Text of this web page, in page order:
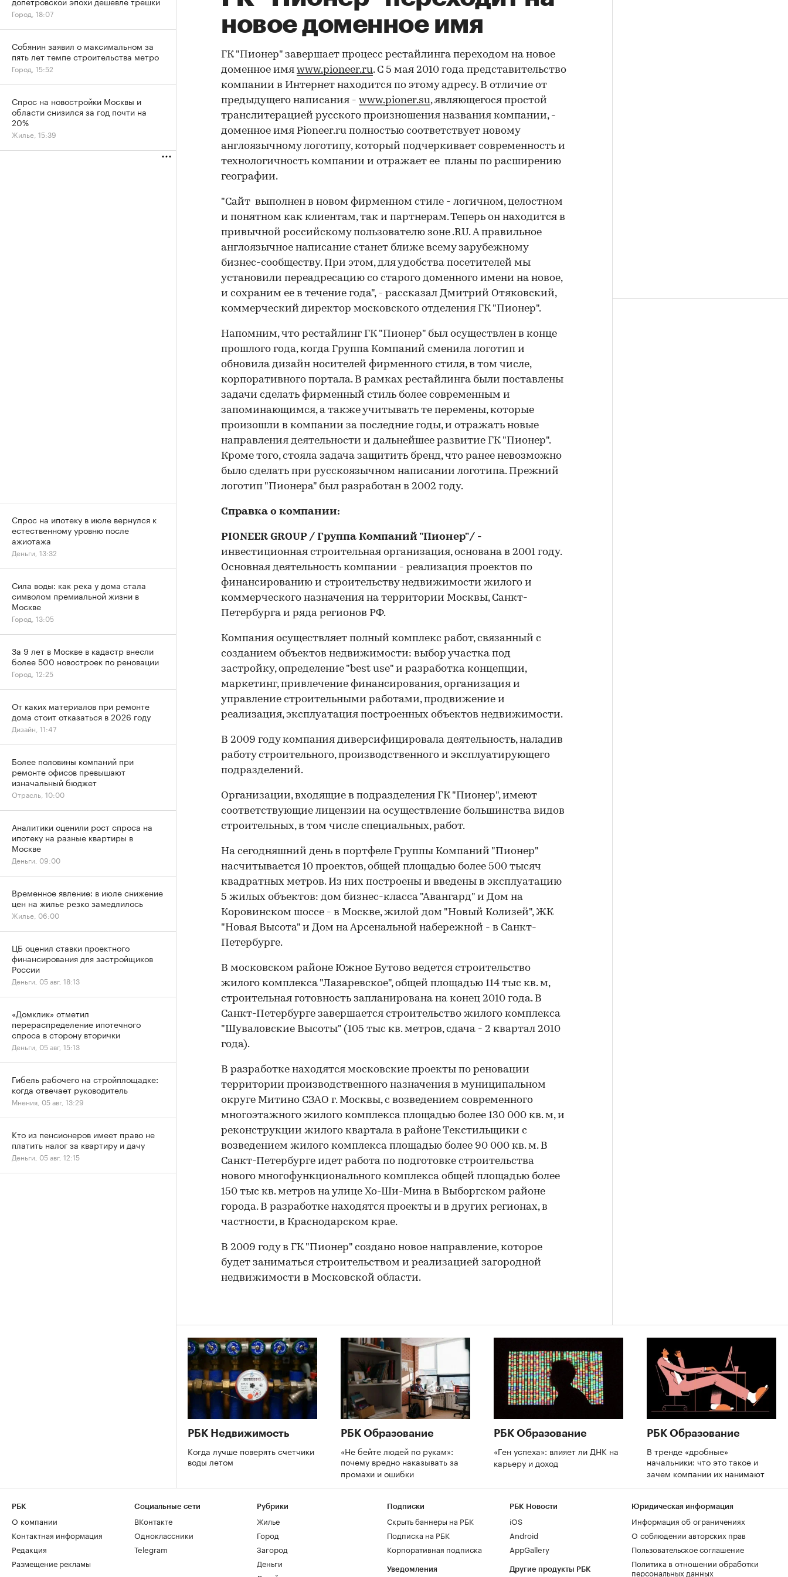
новое доменное имя
ГК "Пионер" завершает процесс рестайлинга переходом на новое
доменное имя www.pioneer.ru. С 5 мая 2010 года представительство
компании в Интернет находится по этому адресу. В отличие от
предыдущего написания - www.pioner.su, являющегося простой
транслитерацией русского произношения названия компании, -
доменное имя Pioneer.ru полностью соответствует новому
англоязычному логотипу, который подчеркивает современность и
технологичность компании и отражает ее планы по расширению
географии.
"Сайт выполнен в новом фирменном стиле - логичном, целостном
и понятном как клиентам, так и партнерам. Теперь он находится в
привычной российскому пользователю зоне .RU. А правильное
англоязычное написание станет ближе всему зарубежному
бизнес-сообществу. При этом, для удобства посетителей мы
установили переадресацию со старого доменного имени на новое,
и сохраним ее в течение года", - рассказал Дмитрий Отяковский,
коммерческий директор московского отделения ГК "Пионер".
Напомним, что рестайлинг ГК "Пионер" был осуществлен в конце
прошлого года, когда Группа Компаний сменила логотип и
обновила дизайн носителей фирменного стиля, в том числе,
корпоративного портала. В рамках рестайлинга были поставлены
задачи сделать фирменный стиль более современным и
запоминающимся, а также учитывать те перемены, которые
произошли в компании за последние годы, и отражать новые
направления деятельности и дальнейшее развитие ГК "Пионер".
Кроме того, стояла задача защитить бренд, что ранее невозможно
было сделать при русскоязычном написании логотипа. Прежний
логотип "Пионера" был разработан в 2002 году.
Справка о компании:
PIONEER GROUP/ Группа Компаний "Пионер"/ -
инвестиционная строительная организация, основана в 2001 году.
Основная деятельность компании - реализация проектов по
финансированию и строительству недвижимости жилого и
коммерческого назначения на территории Москвы, Санкт-
Петербурга и ряда регионов РФ.
Компания осуществляет полный комплекс работ, связанный с
созданием объектов недвижимости: выбор участка под
застройку, определение "best use" и разработка концепции,
маркетинг, привлечение финансирования, организация и
управление строительными работами, продвижение и
реализация, эксплуатация построенных объектов недвижимости.
В 2009 году компания диверсифицировала деятельность, наладив
работу строительного, производственного и эксплуатирующего
подразделений.
Организации, входящие в подразделения ГК "Пионер", имеют
соответствующие лицензии на осуществление большинства видов
строительных, в том числе специальных, работ.
На сегодняшний день в портфеле Группы Компаний "Пионер"
насчитывается 10 проектов, общей площадью более 500 тысяч
квадратных метров. Из них построены и введены в эксплуатацию
5 жилых объектов: дом бизнес-класса "Авангард" и Дом на
Коровинском шоссе - в Москве, жилой дом "Новый Колизей", ЖК
"Новая Высота" и Дом на Арсенальной набережной - в Санкт-
Петербурге.
В московском районе Южное Бутово ведется строительство
жилого комплекса "Лазаревское", общей площадью 114 тыс кв. м,
строительная готовность запланирована на конец 2010 года. В
Санкт-Петербурге завершается строительство жилого комплекса
"Шуваловские Высоты" (105 тыс кв. метров, сдача - 2 квартал 2010
года).
В разработке находятся московские проекты по реновации
территории производственного назначения в муниципальном
округе Митино СЗАО г. Москвы, с возведением современного
многоэтажного жилого комплекса площадью более 130 000 кв. м, и
реконструкции жилого квартала в районе Текстильщики с
возведением жилого комплекса площадью более 90 000 кв. м. В
Санкт-Петербурге идет работа по подготовке строительства
нового многофункционального комплекса общей площадью более
150 тыс кв. метров на улице Хо-Ши-Мина в Выборгском районе
города. В разработке находятся проекты и в других регионах, в
частности, в Краснодарском крае.
В 2009 году в ГК "Пионер" создано новое направление, которое
будет заниматься строительством и реализацией загородной
недвижимости в Московской области.
РБК Недвижимость
Когда лучше поверять счетчики
воды летом
РБК Образование
«Не бейте людей по рукам»:
почему вредно наказывать за
промахи и ошибки
РБК Образование
«Ген успеха»: влияет ли ДНК на
карьеру и доход
РБК Образование
В тренде «дробные»
начальники: что это такое и
зачем компании их нанимают
Город, 18:07
Собянин заявил о максимальном за
пять лет темпе строительства метро
Город, 15:52
Спрос на новостройки Москвы и
области снизился за год почти на
20%
Жилье, 15:39
Спрос на ипотеку в июле вернулся к
естественному уровню после
ажиотажа
Деньги, 13:32
Сила воды: как река у дома стала
символом премиальной жизни в
Москве
Город, 13:05
За 9 лет в Москве в кадастр внесли
более 500 новостроек по реновации
Город, 12:25
От каких материалов при ремонте
дома стоит отказаться в 2026 году
Дизайн, 11:47
Более половины компаний при
ремонте офисов превышают
изначальный бюджет
Отрасль, 10:00
Аналитики оценили рост спроса на
ипотеку на разные квартиры в
Москве
Деньги, 09:00
Временное явление: в июле снижение
цен на жилье резко замедлилось
Жилье, 06:00
ЦБ оценил ставки проектного
финансирования для застройщиков
России
Деньги, 05 авг, 18:13
«Домклик» отметил
перераспределение ипотечного
спроса в сторону вторички
Деньги, 05 авг, 15:13
Гибель рабочего на стройплощадке:
когда отвечает руководитель
Мнения, 05 авг, 13:29
Кто из пенсионеров имеет право не
платить налог за квартиру и дачу
Деньги, 05 авг, 12:15
РБК
О компании
Контактная информация
Редакция
Размещение рекламы
Социальные сети
ВКонтакте
Одноклассники
Telegram
Рубрики
Жилье
Город
Загород
Деньги
Подписки
Скрыть баннеры на РБК
Подписка на РБК
Корпоративная подписка
Уведомления
РБК Новости
iOS
Android
AppGallery
Другие продукты РБК
Юридическая информация
Информация об ограничениях
О соблюдении авторских прав
Пользовательское соглашение
Политика в отношении обработки
персональных данных